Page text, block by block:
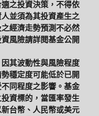
之投資決策，不得依
並須為其投資產生之
經濟走勢預測不必然
風險請詳閱基金公開
其波動性與風險程度
穩定度可能低於已開
同程度之影響。基金
資標的，當匯率發生
台幣、人民幣或美元